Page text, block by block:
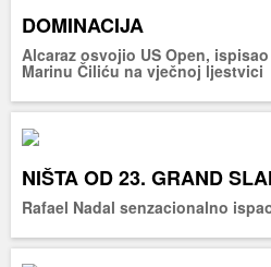
DOMINACIJA
Alcaraz osvojio US Open,
Marinu Čiliću na vječnoj ljestvici
NIŠTA OD 23. GRAND
Rafael Nadal senzacionalno